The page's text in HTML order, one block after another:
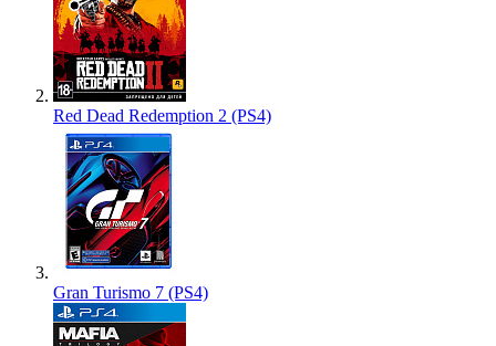
Red Dead Redemption 2 (PS4)
Gran Turismo 7 (PS4)